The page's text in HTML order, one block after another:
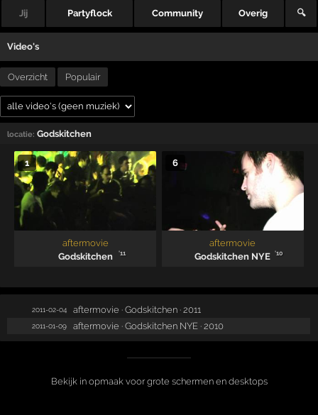
Jij Partyflock Community Overig 🔍
Video's
Overzicht Populair
locatie: Godskitchen
aftermovie
Godskitchen
'11
1
aftermovie
Godskitchen NYE
'10
6
2011-02-04 aftermovie · Godskitchen · 2011
2011-01-09 aftermovie · Godskitchen NYE · 2010
Bekijk in opmaak voor grote schermen en desktops